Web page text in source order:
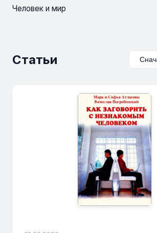
Человек и мир
Статьи